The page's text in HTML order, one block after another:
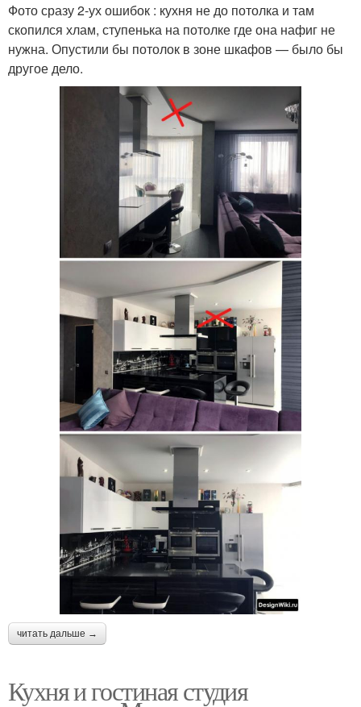
Фото сразу 2-ух ошибок : кухня не до потолка и там
скопился хлам, ступенька на потолке где она нафиг не
нужна. Опустили бы потолок в зоне шкафов — было бы
другое дело.
читать дальше →
Кухня и гостиная студия